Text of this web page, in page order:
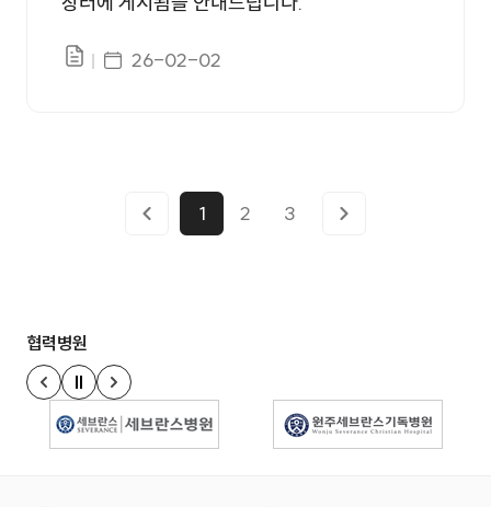
파일있음게시일자
26-02-02
1 2 3
협력병원
이전 슬라이드
정지
다음 슬라이드